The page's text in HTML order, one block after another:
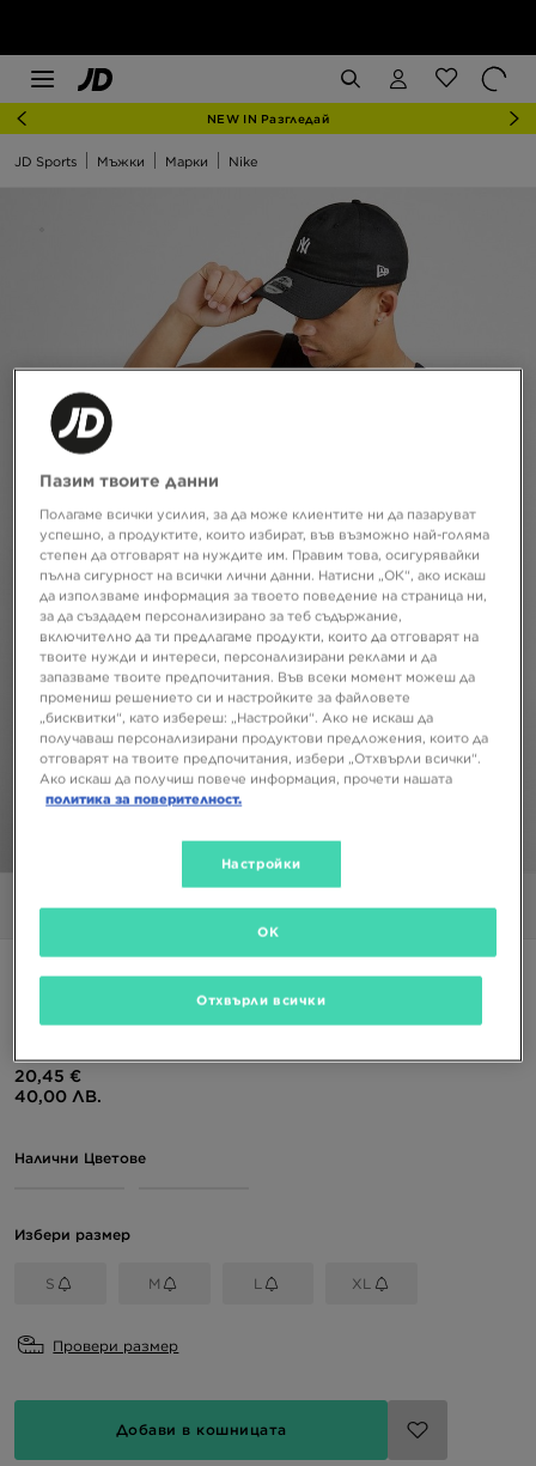
NEW IN Разгледай
JD Sports Мъжки Марки Nike
Снимки Видео
Супер оферта
NIKE ПОТНИК M NSW CLUB ПОТНИК DT
20,45 €
40,00 ЛВ.
Налични Цветове
Избери размер
S M L XL
Провери размер
Добави в кошницата
Пазим твоите данни
Полагаме всички усилия, за да може клиентите ни да пазаруват
успешно, а продуктите, които избират, във възможно най-голяма
степен да отговарят на нуждите им. Правим това, осигурявайки
пълна сигурност на всички лични данни. Натисни „ОК“, ако искаш
да използваме информация за твоето поведение на страница ни,
за да създадем персонализирано за теб съдържание,
включително да ти предлагаме продукти, които да отговарят на
твоите нужди и интереси, персонализирани реклами и да
запазваме твоите предпочитания. Във всеки момент можеш да
промениш решението си и настройките за файловете
„бисквитки“, като избереш: „Настройки“. Ако не искаш да
получаваш персонализирани продуктови предложения, които да
отговарят на твоите предпочитания, избери „Отхвърли всички“.
Ако искаш да получиш повече информация, прочети нашата
политика за поверителност.
Настройки
Отхвърли всички
OK